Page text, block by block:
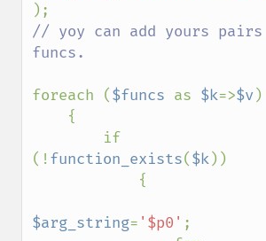
// yoy can add yours
funcs.
foreach ($funcs as $k=>$v )
(!function_exists($k))
$arg_string= '$p0' ;